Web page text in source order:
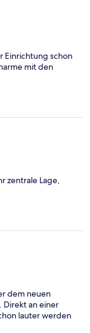
Einrichtung schon
mit den
zentrale Lage,
dem neuen
Direkt an einer
lauter werden